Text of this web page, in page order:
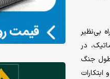
بی‌نظیر
در
طول جنگ
همکاری با همسایگان در ساحل جنوبی خلیج فارس پس از تجاوز عراق به کویت در سال ۱۳۶۹ (۱۹۹۰) و ابتکارات